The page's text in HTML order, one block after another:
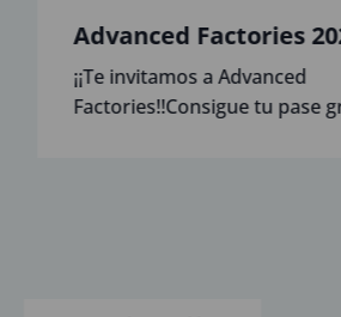
Advanced Factories
¡¡Te invitamos a Advanced
Factories!!Consigue tu pase